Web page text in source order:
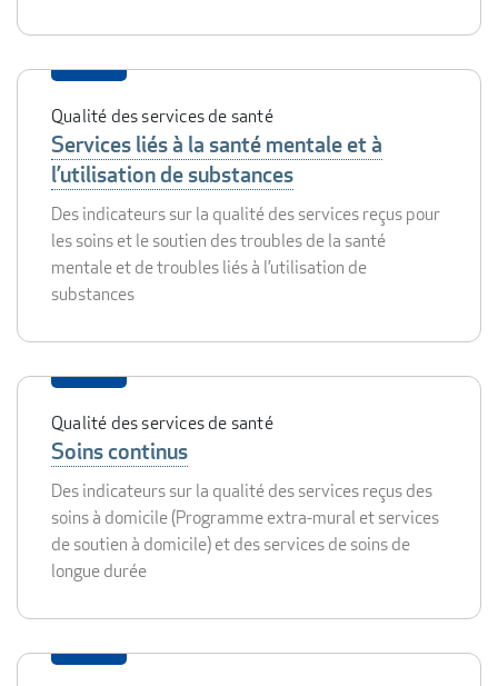
Qualité des services de santé
Services liés à la santé mentale et à
l’utilisation de substances
Des indicateurs sur la qualité des services reçus pour
les soins et le soutien des troubles de la santé
mentale et de troubles liés à l’utilisation de
substances
Qualité des services de santé
Soins continus
Des indicateurs sur la qualité des services reçus des
soins à domicile (Programme extra-mural et services
de soutien à domicile) et des services de soins de
longue durée